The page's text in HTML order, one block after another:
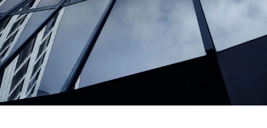
Globale Website